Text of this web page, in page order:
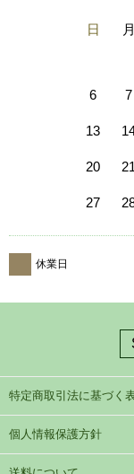
日 月
6 7
13
20 21
27
休業日
特定商取引法に基づく
個人情報保護方針